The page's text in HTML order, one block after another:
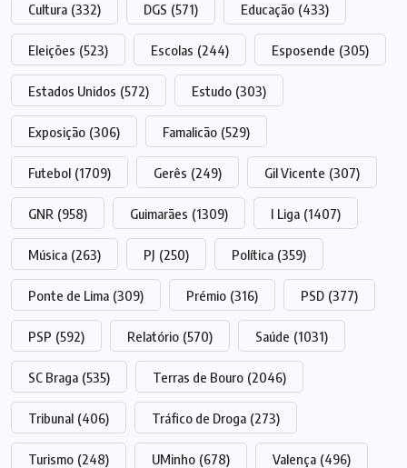
Cultura (332) DGS (571) Educação (433)
Eleições (523) Escolas (244) Esposende (305)
Estados Unidos (572) Estudo (303)
Exposição (306) Famalicão (529)
Futebol (1709) Gerês (249) Gil Vicente (307)
GNR (958) Guimarães (1309) I Liga (1407)
Música (263) PJ (250) Política (359)
Ponte de Lima (309) Prémio (316) PSD (377)
PSP (592) Relatório (570) Saúde (1031)
SC Braga (535) Terras de Bouro (2046)
Tribunal (406) Tráfico de Droga (273)
Turismo (248) UMinho (678) Valença (496)